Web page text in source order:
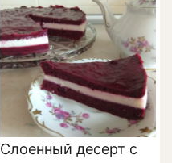
Слоенный десерт с